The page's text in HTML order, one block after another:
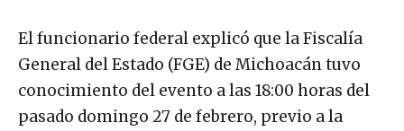
El funcionario federal explicó que la Fiscalía
General del Estado (FGE) de Michoacán tuvo
conocimiento del evento a las 18:00 horas del
pasado domingo 27 de febrero, previo a la